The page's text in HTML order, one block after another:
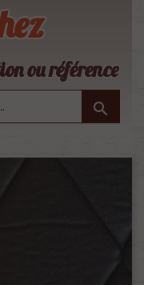
ou référence
